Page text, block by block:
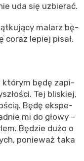
uda się uzbie­rać.
ma­larz bę­
coraz le­piej pisał.
któ­rym będę za­pi­
Tej bli­skiej,
Będę eks­pe­
mi do głowy –
Bę­dzie dużo o
po­nie­waż taka